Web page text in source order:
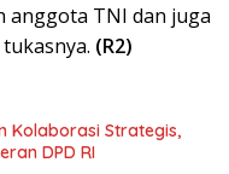
anggota TNI dan juga
(R2)
Kolaborasi Strategis,
DPD RI